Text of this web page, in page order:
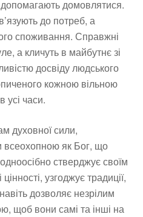
домовлятися.
до потреб, а
споживання. Справжні
а кличуть в майбутнє зі
досвіду людського
кожною вільною
усі часи.
духовної сили,
всеохопною як Бог, що
стверджує своїм
узгоджує традиції,
дозволяє незрілим
щоб вони самі та інші на